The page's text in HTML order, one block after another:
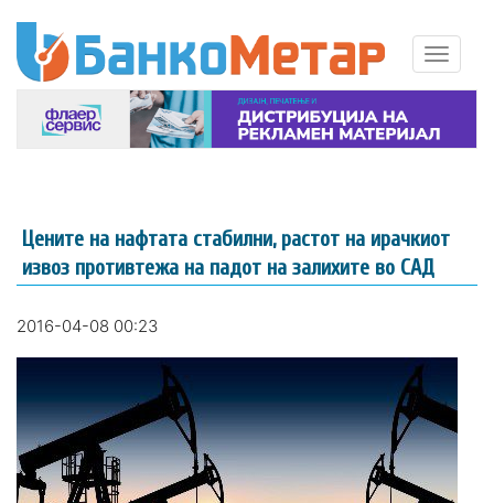
Цените на нафтата стабилни, растот на ирачкиот
извоз противтежа на падот на залихите во САД
2016-04-08 00:23